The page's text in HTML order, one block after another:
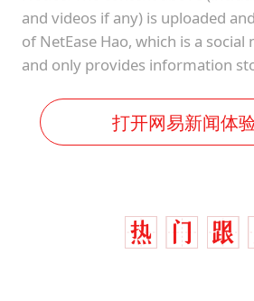
and videos if any) is uploaded
of NetEase Hao, which is a
and only provides information
打开网易新闻体